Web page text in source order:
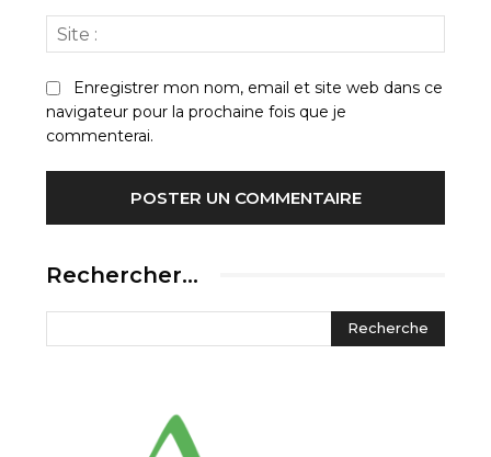
:
Enregistrer mon nom, email et site web dans ce
navigateur pour la prochaine fois que je
commenterai.
Rechercher…